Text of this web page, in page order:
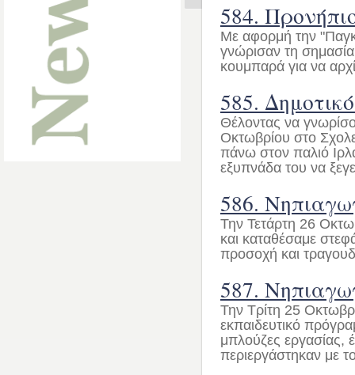
584.
Με αφορμή την
γνώρισαν τη
κουμπαρά για να
585.
Θέλοντας να
Οκτωβρίου στο
πάνω στον παλιό
εξυπνάδα του να
586.
Την Τετάρτη 26
και καταθέσαμε
προσοχή και
587.
Την Τρίτη 25
εκπαιδευτικό
μπλούζες εργασίας,
περιεργάστηκαν με